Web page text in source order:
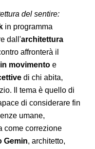
del sentire:
in programma
dall'architettura
affronterà il
movimento e
di chi abita,
Il tema è quello di
di considerare fin
umane,
come correzione
Gemin, architetto,